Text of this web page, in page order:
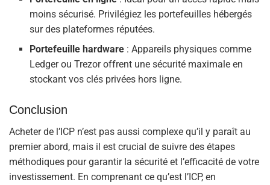
moins sécurisé. Privilégiez les portefeuilles hébergés
sur des plateformes réputées.
Portefeuille hardware : Appareils physiques comme
Ledger ou Trezor offrent une sécurité maximale en
stockant vos clés privées hors ligne.
Conclusion
Acheter de l’ICP n’est pas aussi complexe qu’il y paraît au
premier abord, mais il est crucial de suivre des étapes
méthodiques pour garantir la sécurité et l’efficacité de votre
investissement. En comprenant ce qu’est l’ICP, en